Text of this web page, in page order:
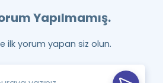
Yapılmamış.
ilk yorum yapan siz olun.